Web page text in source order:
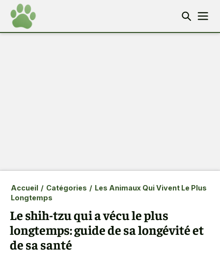
Accueil / Catégories / Les Animaux Qui Vivent Le Plus
Longtemps
Le shih-tzu qui a vécu le plus
longtemps: guide de sa longévité et
de sa santé